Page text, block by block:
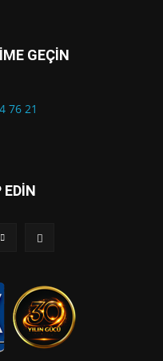
GEÇİN
76 21
EDİN